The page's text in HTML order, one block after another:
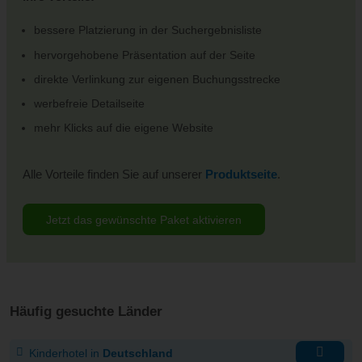
bessere Platzierung in der Suchergebnisliste
hervorgehobene Präsentation auf der Seite
direkte Verlinkung zur eigenen Buchungsstrecke
werbefreie Detailseite
mehr Klicks auf die eigene Website
Alle Vorteile finden Sie auf unserer Produktseite.
Jetzt das gewünschte Paket aktivieren
Häufig gesuchte Länder
Kinderhotel in Deutschland